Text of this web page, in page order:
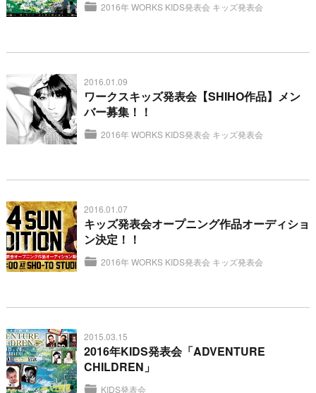
2016年 WORKS KIDS発表会 キッズ発表会
2016.01.09
ワークスキッズ発表会【SHIHO作品】メン
バー募集！！
2016年 WORKS KIDS発表会 キッズ発表会
2016.01.07
キッズ発表会オープニング作品オーディショ
ン決定！！
2016年 WORKS KIDS発表会 キッズ発表会
2015.03.15
2016年KIDS発表会「ADVENTURE
CHILDREN」
KIDS発表会